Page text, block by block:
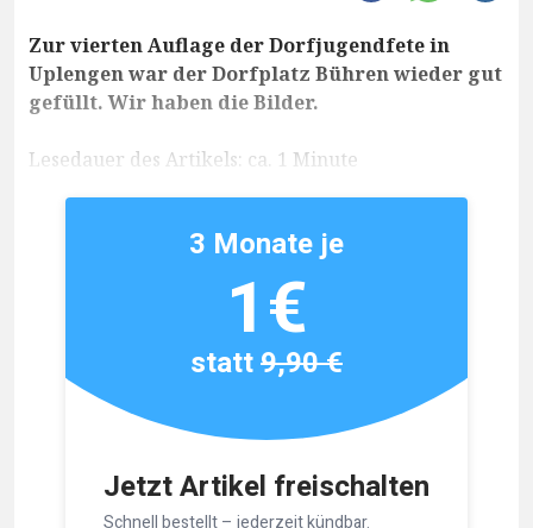
Zur vierten Auflage der Dorfjugendfete in
Uplengen war der Dorfplatz Bühren wieder gut
gefüllt. Wir haben die Bilder.
Lesedauer des Artikels: ca. 1 Minute
Jetzt Artikel freischalten
Schnell bestellt – jederzeit kündbar.
3 Monate je
1€
statt9,90 €